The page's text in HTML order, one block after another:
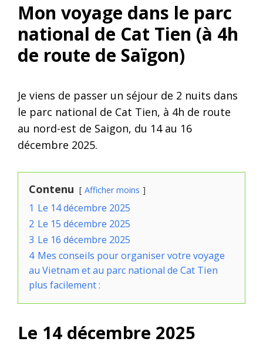
Mon voyage dans le parc
national de Cat Tien (à 4h
de route de Saïgon)
Je viens de passer un séjour de 2 nuits dans
le parc national de Cat Tien, à 4h de route
au nord-est de Saigon, du 14 au 16
décembre 2025.
Contenu Afficher moins
1 Le 14 décembre 2025
2 Le 15 décembre 2025
3 Le 16 décembre 2025
4 Mes conseils pour organiser votre voyage
au Vietnam et au parc national de Cat Tien
plus facilement :
Le 14 décembre 2025